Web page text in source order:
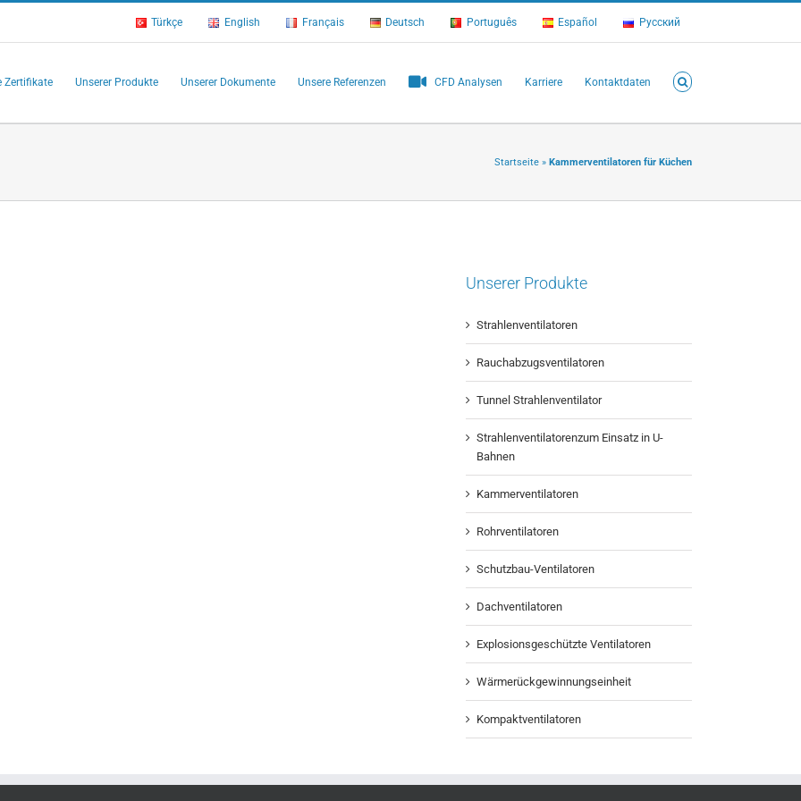
Türkçe English Français Deutsch Português Español Русский
Zertifikate Unserer Produkte Unserer Dokumente Unsere Referenzen CFD Analysen Karriere Kontaktdaten
Startseite » Kammerventilatoren für Küchen
Unserer Produkte
Strahlenventilatoren
Rauchabzugsventilatoren
Tunnel Strahlenventilator
Strahlenventilatorenzum Einsatz in U-
Bahnen
Kammerventilatoren
Rohrventilatoren
Schutzbau-Ventilatoren
Dachventilatoren
Explosionsgeschützte Ventilatoren
Wärmerückgewinnungseinheit
Kompaktventilatoren